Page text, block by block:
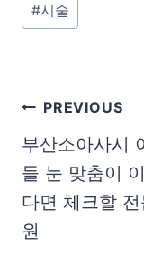
a
:
#시술
글
탐
색
PREVIOUS
부산소아사시
들 눈 맞춤이
다면 체크할 전
원